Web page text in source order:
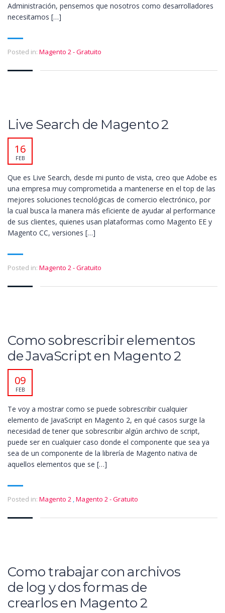
Administración, pensemos que nosotros como desarrolladores
necesitamos […]
Posted in: Magento 2 - Gratuito
Live Search de Magento 2
16
FEB
Que es Live Search, desde mi punto de vista, creo que Adobe es
una empresa muy comprometida a mantenerse en el top de las
mejores soluciones tecnológicas de comercio electrónico, por
la cual busca la manera más eficiente de ayudar al performance
de sus clientes, quienes usan plataformas como Magento EE y
Magento CC, versiones […]
Posted in: Magento 2 - Gratuito
Como sobrescribir elementos
de JavaScript en Magento 2
09
FEB
Te voy a mostrar como se puede sobrescribir cualquier
elemento de JavaScript en Magento 2, en qué casos surge la
necesidad de tener que sobrescribir algún archivo de script,
puede ser en cualquier caso donde el componente que sea ya
sea de un componente de la librería de Magento nativa de
aquellos elementos que se […]
Posted in: Magento 2 ,Magento 2 - Gratuito
Como trabajar con archivos
de log y dos formas de
crearlos en Magento 2